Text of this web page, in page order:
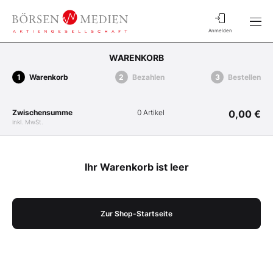
Anmelden
WARENKORB
Warenkorb Bezahlen Bestellen
Zwischensumme
inkl. MwSt.
0 Artikel 0,00 €
Ihr Warenkorb ist leer
Zur Shop-Startseite